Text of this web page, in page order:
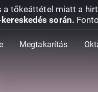
a tőkeáttétel miatt a
során.
Megtakarítás